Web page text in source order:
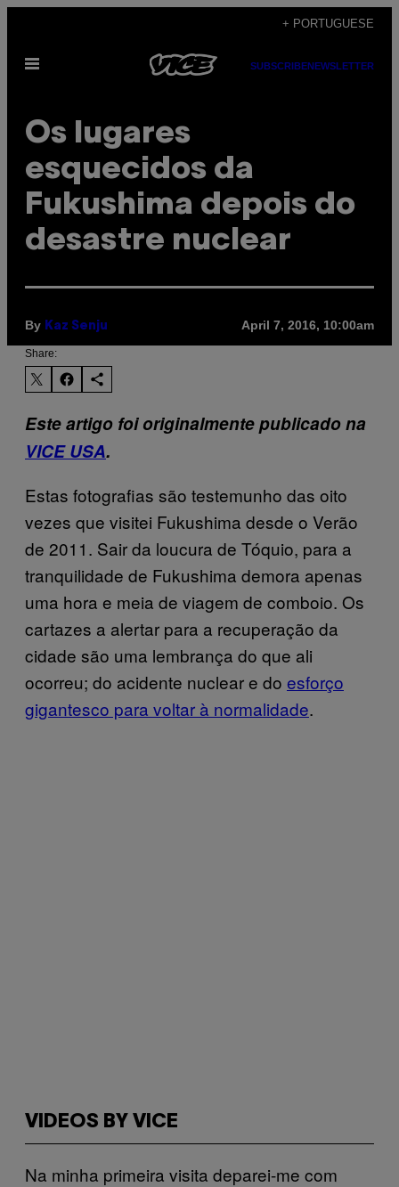
content
+ PORTUGUESE
Open
SUBSCRIBENEWSLETTER
Os lugares
esquecidos da
Fukushima depois do
desastre nuclear
By Kaz Senju April 7, 2016, 10:00am
Share:
Este artigo foi originalmente publicado na
VICE USA.
Estas fotografias são testemunho das oito
vezes que visitei Fukushima desde o Verão
de 2011. Sair da loucura de Tóquio, para a
tranquilidade de Fukushima demora apenas
uma hora e meia de viagem de comboio. Os
cartazes a alertar para a recuperação da
cidade são uma lembrança do que ali
ocorreu; do acidente nuclear e do esforço
gigantesco para voltar à normalidade.
VIDEOS BY VICE
Na minha primeira visita deparei-me com